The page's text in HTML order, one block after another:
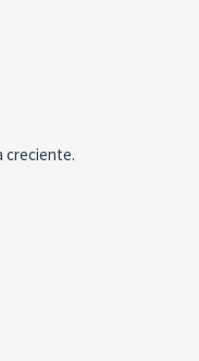
creciente.